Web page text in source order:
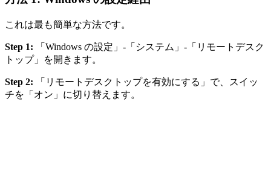
これは最も簡単な方法です。
Step 1: 「Windows の設定」-「システム」-「リモートデスク
トップ」を開きます。
Step 2: 「リモートデスクトップを有効にする」で、スイッ
チを「オン」に切り替えます。